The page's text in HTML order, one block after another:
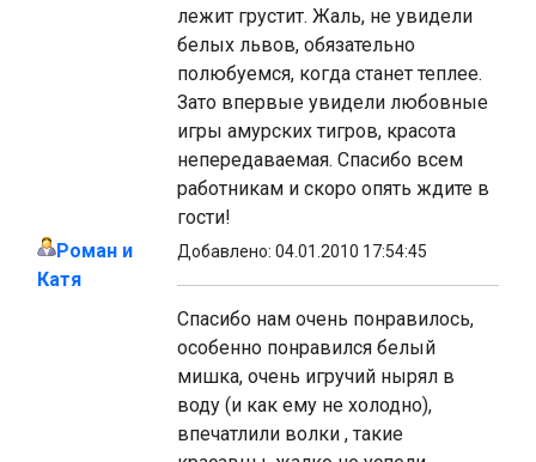
лежит грустит. Жаль, не увидели
белых львов, обязательно
полюбуемся, когда станет теплее.
Зато впервые увидели любовные
игры амурских тигров, красота
непередаваемая. Спасибо всем
работникам и скоро опять ждите в
гости!
Роман и
Катя
Добавлено: 04.01.2010 17:54:45
Спасибо нам очень понравилось,
особенно понравился белый
мишка, очень игручий нырял в
воду (и как ему не холодно),
впечатлили волки , такие